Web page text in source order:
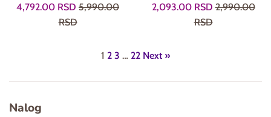
Prodajna
4,792.00 RSD Regularna
5,990.00
RSD
Prodajna
2,093.00 RSDRegularna
2,990.00
RSD
1 2 3 … 22 Next »
Nalog